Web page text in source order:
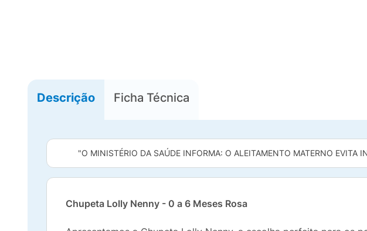
Descrição Ficha Técnica
"O MINISTÉRIO DA SAÚDE INFORMA: O ALEITAMENTO MATERNO EVITA
Chupeta Lolly Nenny - 0 a 6 Meses Rosa